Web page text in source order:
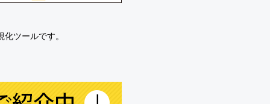
ツールです。